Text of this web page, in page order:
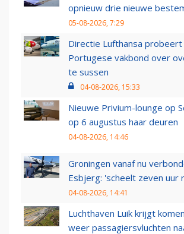
opnieuw drie nieuwe
05-08-2026, 7:29
Directie Lufthansa
Portugese vakbond over
te sussen
04-08-2026, 15:33
Nieuwe Privium-lounge op
op 6 augustus haar deuren
04-08-2026, 14:46
Groningen vanaf nu
Esbjerg: 'scheelt zeven uur
04-08-2026, 14:41
Luchthaven Luik krijgt
weer passagiersvluchten